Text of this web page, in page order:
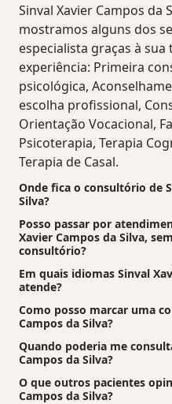
Sinval Xavier Campos da
mostramos alguns dos
especialista graças à
experiência: Primeira
psicológica,
escolha profissional,
Orientação Vocacional,
Psicoterapia, Terapia
Terapia de Casal.
Onde fica o consultório de
Silva?
Posso passar por
Xavier Campos da Silva,
consultório?
Em quais idiomas Sinval
atende?
Como posso marcar uma
Campos da Silva?
Quando poderia me
Campos da Silva?
O que outros pacientes
Campos da Silva?